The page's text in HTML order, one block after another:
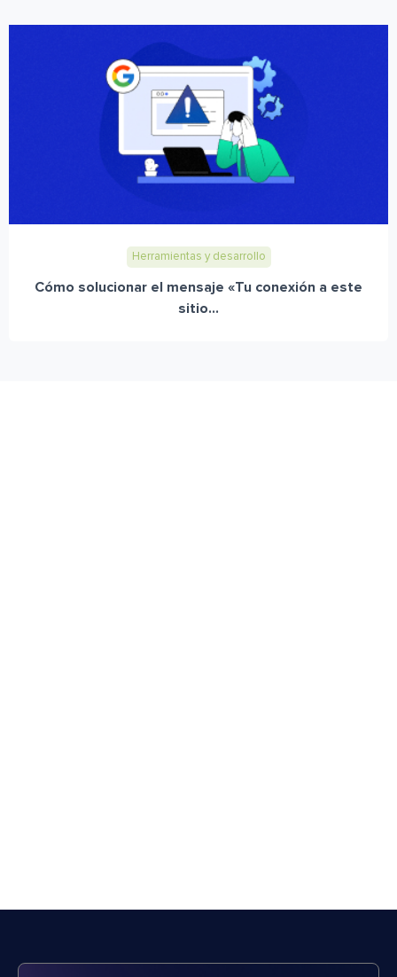
Herramientas y desarrollo
Cómo solucionar el mensaje «Tu conexión a este
sitio...